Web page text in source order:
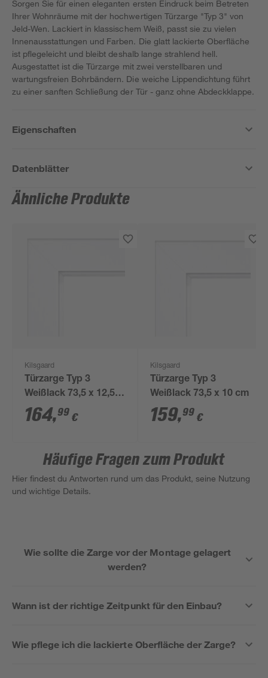
Sorgen Sie für einen eleganten ersten Eindruck beim Betreten
Ihrer Wohnräume mit der hochwertigen Türzarge "Typ 3" von
Jeld-Wen. Lackiert in klassischem Weiß, passt sie zu vielen
Innenausstattungen und Farben. Die glatt lackierte Oberfläche
ist pflegeleicht und bleibt deshalb lange strahlend hell.
Ausgestattet ist die Türzarge mit zwei verstellbaren und
wartungsfreien Bohrbändern. Die weiche Lippendichtung führt
zu einer sanften Schließung der Tür - ganz ohne Abdeckklappe.
Eigenschaften
Datenblätter
Ähnliche Produkte
Kilsgaard
Türzarge Typ 3
Weißlack 73,5 x 12,5
cm
164,99 €
Kilsgaard
Türzarge Typ 3
Weißlack 73,5 x 10 cm
159,99 €
Häufige Fragen zum Produkt
Hier findest du Antworten rund um das Produkt, seine Nutzung
und wichtige Details.
Wie sollte die Zarge vor der Montage gelagert
werden?
Wann ist der richtige Zeitpunkt für den Einbau?
Wie pflege ich die lackierte Oberfläche der Zarge?